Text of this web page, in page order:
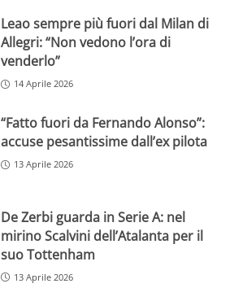
Leao sempre più fuori dal Milan di
Allegri: “Non vedono l’ora di
venderlo”
14 Aprile 2026
“Fatto fuori da Fernando Alonso”:
accuse pesantissime dall’ex pilota
13 Aprile 2026
De Zerbi guarda in Serie A: nel
mirino Scalvini dell’Atalanta per il
suo Tottenham
13 Aprile 2026